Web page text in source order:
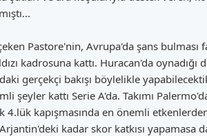
Pastore'nin, Avrupa'da şans bulması
kadrosuna kattı. Huracan'da
gerçekçi bakışı böylelikle
şeyler kattı Serie A'da. Takımı
4.lük kapışmasında en önemli
kadar skor katkısı yapamasa